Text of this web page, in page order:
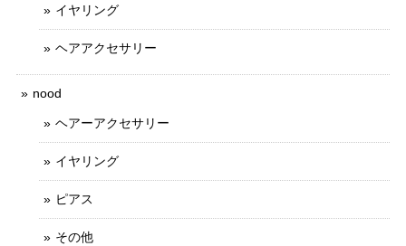
イヤリング
ヘアアクセサリー
nood
ヘアーアクセサリー
イヤリング
ピアス
その他